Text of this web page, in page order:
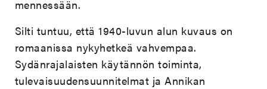
mennessään.
Silti tuntuu, että 1940-luvun alun kuvaus on
romaanissa nykyhetkeä vahvempaa.
Sydänrajalaisten käytännön toiminta,
tulevaisuudensuunnitelmat ja Annikan